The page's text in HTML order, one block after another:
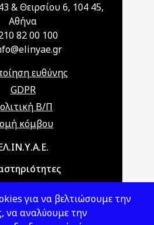
& Θειρσίου 6, 104 45,
Αθήνα
82 00 100
ευθύνης
GDPR
Β/Π
κόμβου
για να βελτιώσουμε την
να αναλύουμε την